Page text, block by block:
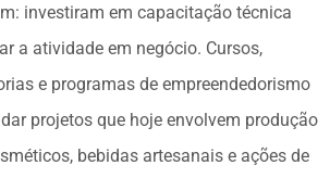
investiram em capacitação técnica
a atividade em negócio. Cursos,
e programas de empreendedorismo
projetos que hoje envolvem produção
bebidas artesanais e ações de